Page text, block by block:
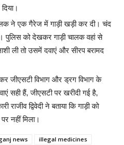
ने एक गैरेज में गाड़ी खड़ी कर दी। चंद
पुलिस को देखकर गाड़ी चालक वहां से
ली तो उसमें दवाएं और सीरप बरामद
जीएसटी विभाग और ड्रग विभाग के
सही हैं, जीएसटी पर खरीदी गई है,
राजीव द्विवेदी ने बताया कि गाड़ी को
नहीं मिला।
news
illegal medicines